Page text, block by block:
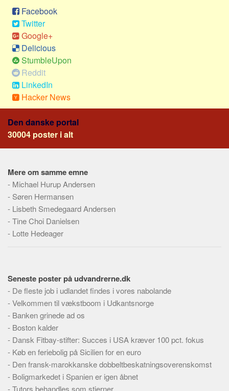
Køb og salg
Økonomi
Jura og regler
Skatter og afgifter
Statistik
Praktisk
Alle
Meta
Dokumenttyper
Skribenter
Personer
Steder
Kilder
Om
Redigering
Tekstannoncer
Bannere
Hjælp
Facebook
Twitter
Google+
Delicious
StumbleUpon
Reddit
LinkedIn
Hacker News
Den danske portal
30004 poster i alt
Mere om samme emne
- Michael Hurup Andersen
- Søren Hermansen
- Lisbeth Smedegaard Andersen
-Tine Choi Danielsen
- Lotte Hedeager
Seneste poster på udvandrerne.dk
- De fleste job i udlandet findes i vores nabolande
-Velkommen til vækstboom i Udkantsnorge
- Banken grinede ad os
- Boston kalder
- Dansk Fitbay-stifter: Succes i USA kræver 100 pct. fokus
- Køb en feriebolig på Sicilien for en euro
- Den fransk-marokkanske dobbeltbeskatningsoverenskomst
- Boligmarkedet i Spanien er igen åbnet
-Tutors behandles som stjerner